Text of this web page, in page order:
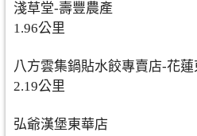
淺草堂-壽豐農產
1.96公里
八方雲集鍋貼水餃專賣店-花蓮
2.19公里
弘爺漢堡東華店